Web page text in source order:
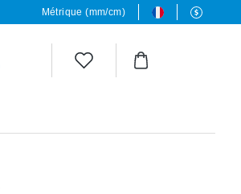
Métrique (mm/cm)